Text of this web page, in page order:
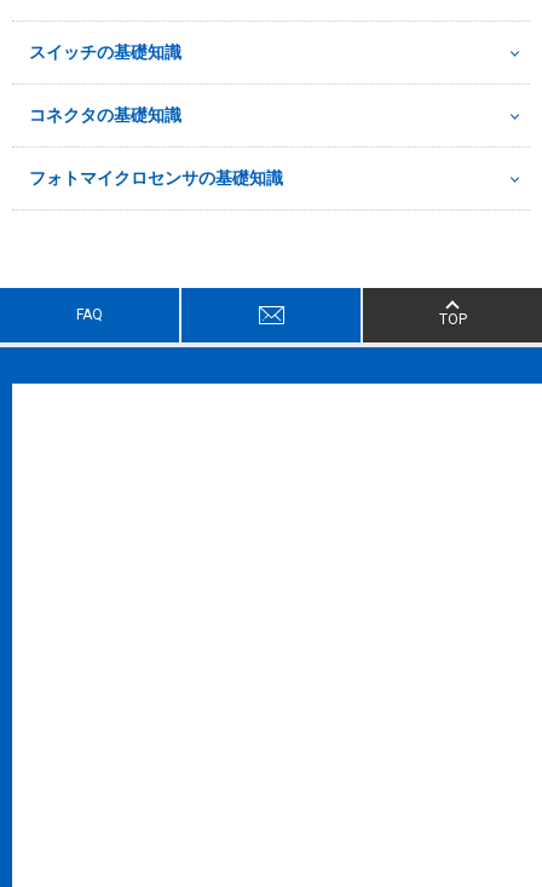
スイッチの基礎知識
コネクタの基礎知識
フォトマイクロセンサの基礎知識
FAQ TOP